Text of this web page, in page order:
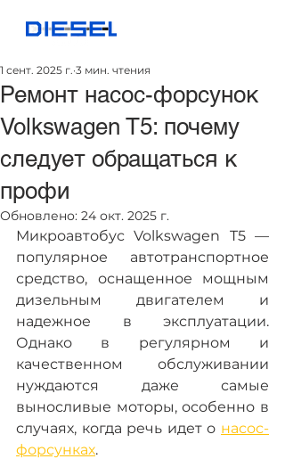
Ремонт насос-форсунок
Volkswagen T5: почему
следует обращаться к
профи
1 сент. 2025 г. 3 мин. чтения
Обновлено: 24 окт. 2025 г.
Микроавтобус Volkswagen T5 —
популярное автотранспортное
средство, оснащенное мощным
дизельным двигателем и
надежное в эксплуатации.
Однако в регулярном и
качественном обслуживании
нуждаются даже самые
выносливые моторы, особенно в
случаях, когда речь идет о насос-
форсунках.